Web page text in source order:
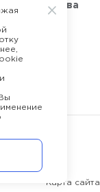
качества
Карта сайта
Вы